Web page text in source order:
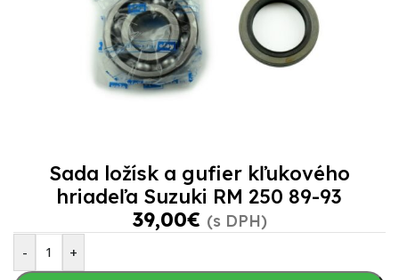
Sada ložísk a gufier kľukového
hriadeľa Suzuki RM 250 89-93
39,00€ (s DPH)
- +